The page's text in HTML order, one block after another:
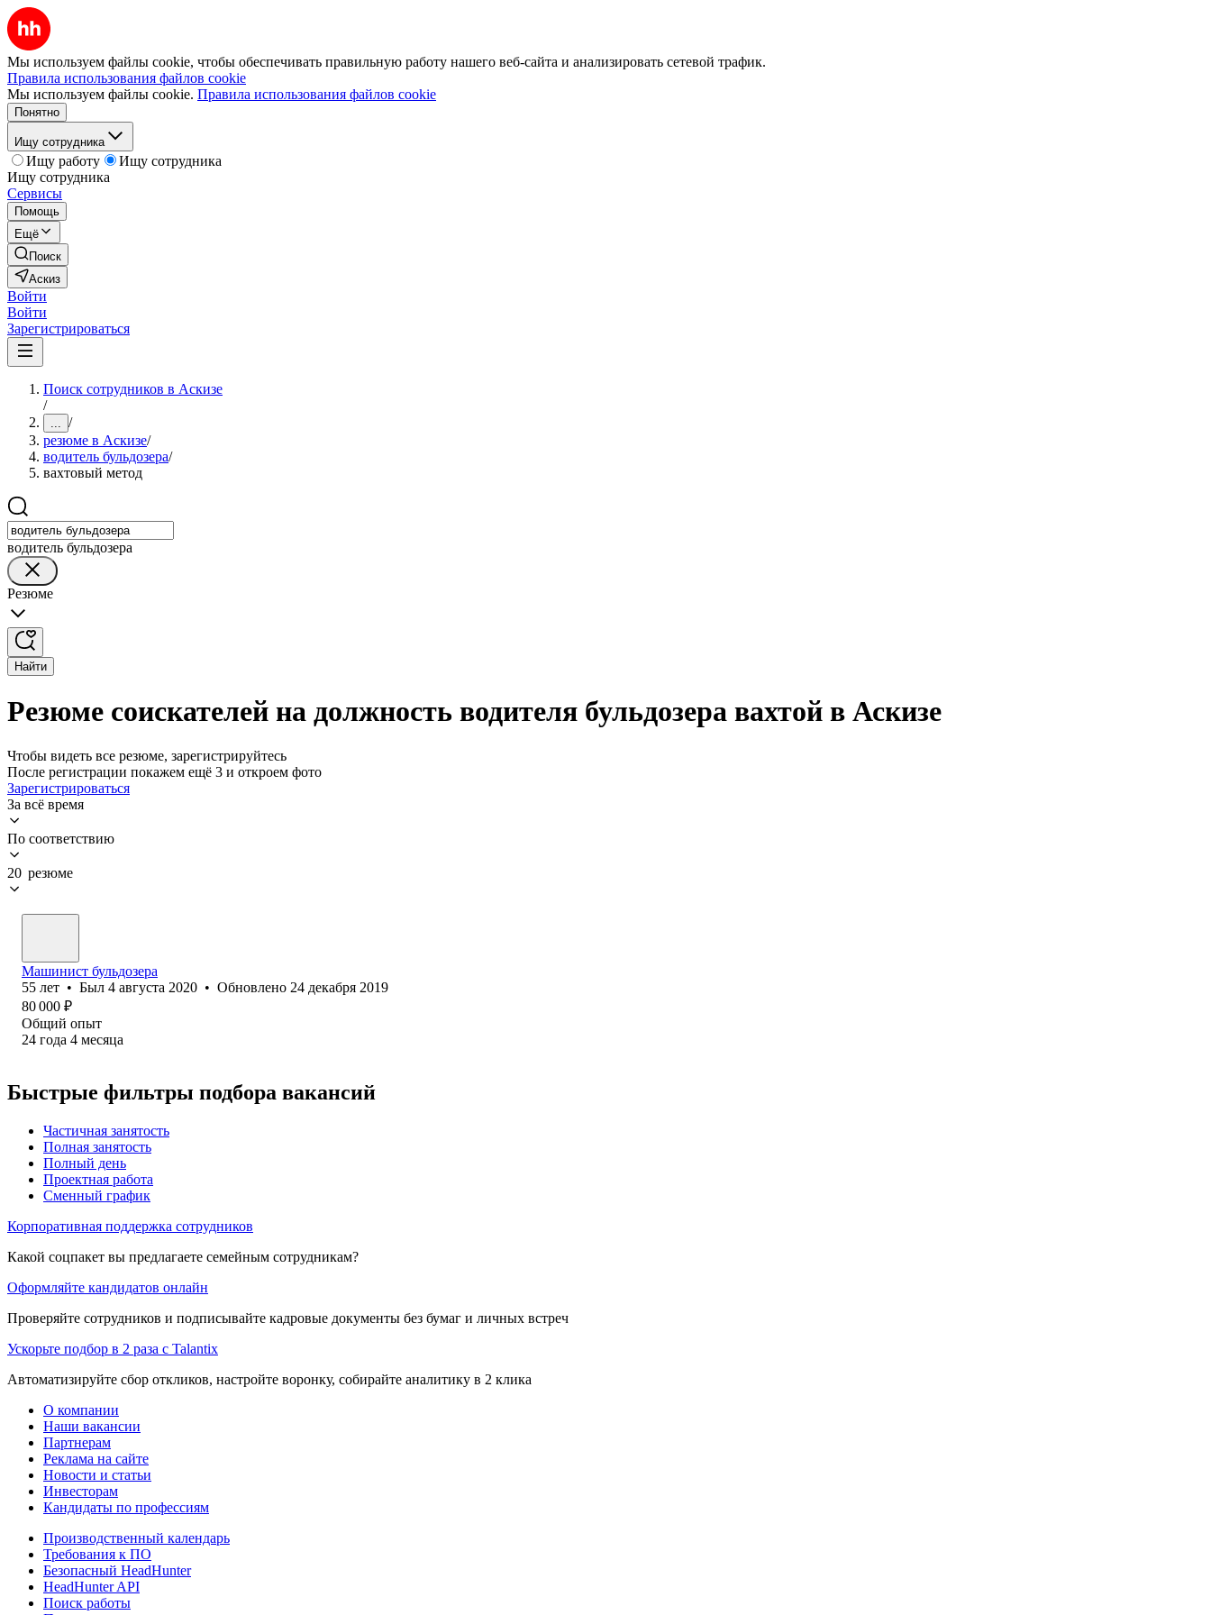
Мы используем файлы cookie, чтобы обеспечивать правильную работу нашего веб-сайта и анализировать сетевой трафик.
Правила использования файлов cookie
Мы используем файлы cookie. Правила использования файлов cookie
Понятно
Ищу сотрудника
Ищу работу
Ищу сотрудника
Ищу сотрудника
Сервисы
Помощь
Ещё
Поиск
Аскиз
Войти
Войти
Зарегистрироваться
Поиск сотрудников в Аскизе
/
... /
резюме в Аскизе/
водитель бульдозера/
вахтовый метод
водитель бульдозера
Резюме
Найти
Резюме соискателей на должность водителя бульдозера вахтой в Аскизе
Чтобы видеть все резюме, зарегистрируйтесь
После регистрации покажем ещё 3 и откроем фото
Зарегистрироваться
За всё время
По соответствию
20 резюме
Машинист бульдозера
55 лет • Был 4 августа 2020 • Обновлено 24 декабря 2019
80 000 ₽
Общий опыт
24 года 4 месяца
Быстрые фильтры подбора вакансий
Частичная занятость
Полная занятость
Полный день
Проектная работа
Сменный график
Корпоративная поддержка сотрудников
Какой соцпакет вы предлагаете семейным сотрудникам?
Оформляйте кандидатов онлайн
Проверяйте сотрудников и подписывайте кадровые документы без бумаг и личных встреч
Ускорьте подбор в 2 раза с Talantix
Автоматизируйте сбор откликов, настройте воронку, собирайте аналитику в 2 клика
О компании
Наши вакансии
Партнерам
Реклама на сайте
Новости и статьи
Инвесторам
Кандидаты по профессиям
Производственный календарь
Требования к ПО
Безопасный HeadHunter
HeadHunter API
Поиск работы